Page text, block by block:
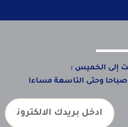
إلى الخميس :
وحتى التاسعة مساءا